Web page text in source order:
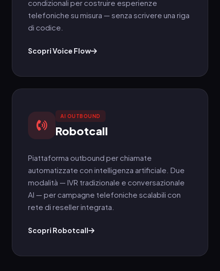
condizionali per costruire esperienze
telefoniche su misura — senza scrivere una riga
di codice.
Scopri Voice Flow
AI OUTBOUND
Robotcall
Piattaforma outbound per chiamate
automatizzate con intelligenza artificiale. Due
modalità — IVR tradizionale e conversazionale
AI — per campagne telefoniche scalabili con
rete di reseller integrata.
Scopri Robotcall